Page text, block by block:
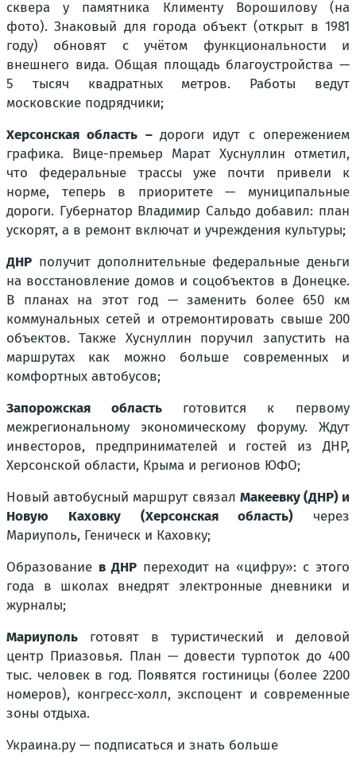
сквера у памятника Клименту Ворошилову (на
фото). Знаковый для города объект (открыт в 1981
году) обновят с учётом функциональности и
внешнего вида. Общая площадь благоустройства —
5 тысяч квадратных метров. Работы ведут
московские подрядчики;
Херсонская область – дороги идут с опережением
графика. Вице-премьер Марат Хуснуллин отметил,
что федеральные трассы уже почти привели к
норме, теперь в приоритете — муниципальные
дороги. Губернатор Владимир Сальдо добавил: план
ускорят, а в ремонт включат и учреждения культуры;
ДНР получит дополнительные федеральные деньги
на восстановление домов и соцобъектов в Донецке.
В планах на этот год — заменить более 650 км
коммунальных сетей и отремонтировать свыше 200
объектов. Также Хуснуллин поручил запустить на
маршрутах как можно больше современных и
комфортных автобусов;
Запорожская область готовится к первому
межрегиональному экономическому форуму. Ждут
инвесторов, предпринимателей и гостей из ДНР,
Херсонской области, Крыма и регионов ЮФО;
Новый автобусный маршрут связал Макеевку (ДНР) и
Новую Каховку (Херсонская область) через
Мариуполь, Геническ и Каховку;
Образование в ДНРпереходит на «цифру»: с этого
года в школах внедрят электронные дневники и
журналы;
Мариуполь готовят в туристический и деловой
центр Приазовья. План — довести турпоток до 400
тыс. человек в год. Появятся гостиницы (более 2200
номеров), конгресс-холл, экспоцент и современные
зоны отдыха.
Украина.ру — подписаться и знать больше